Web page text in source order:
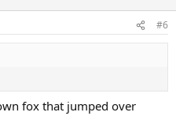
#6
fox that jumped over